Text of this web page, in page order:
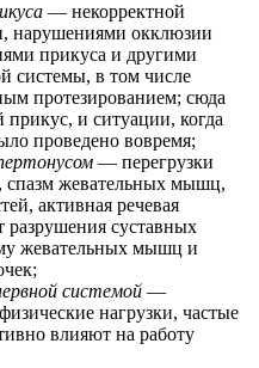
— некорректной
нарушениями окклюзии
прикуса и другими
системы, в том числе
протезированием; сюда
и ситуации, когда
проведено вовремя;
— перегрузки
спазм жевательных мышц,
активная речевая
разрушения суставных
жевательных мышц и
системой —
нагрузки, частые
влияют на работу